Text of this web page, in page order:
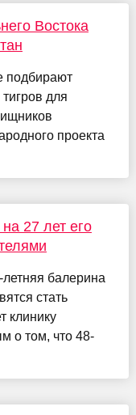
Востока
подбирают
для
проекта
27 лет его
балерина
стать
клинику
о том, что 48-